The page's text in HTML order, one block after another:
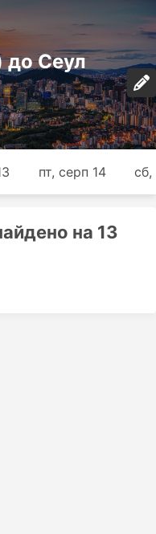
до Сеул
пт, серп 14 сб,
на 13